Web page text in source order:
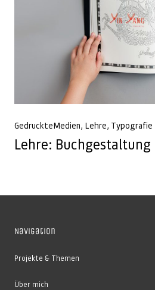
Nächster Beitrag
GedruckteMedien Lehre Typografie
Lehre: Buchgestaltung
Navigation
Projekte & Themen
Über mich